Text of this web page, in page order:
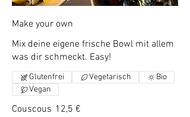
Make your own
Mix deine eigene frische Bowl mit allem
was dir schmeckt. Easy!
Couscous 12,5 €
Glutenfrei Vegetarisch
Bio
Vegan